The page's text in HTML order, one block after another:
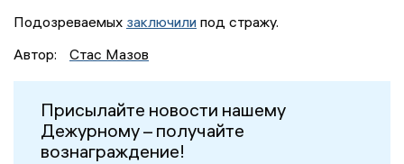
Подозреваемых заключили под стражу.
Автор:
Стас Мазов
Присылайте новости нашему
Дежурному – получайте
вознаграждение!